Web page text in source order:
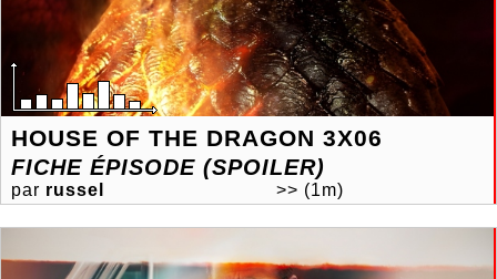
HOUSE OF THE DRAGON 3X06
FICHE ÉPISODE (SPOILER)
par russel >> (1m)